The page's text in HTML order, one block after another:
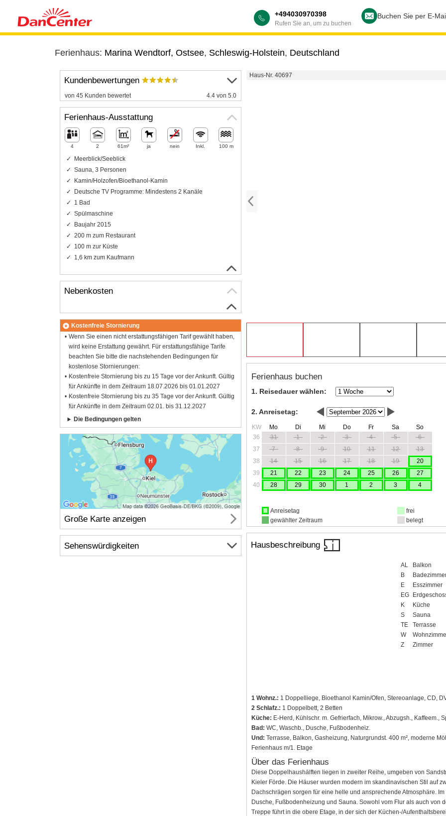
+494030970398
Rufen Sie an, um zu buchen
Buchen Sie per E-
Ferienhaus: Marina Wendtorf, Ostsee, Schleswig-Holstein, Deutschland
Haus-Nr. 40697
Ferienhaus buchen
1. Reisedauer wählen:
2. Anreisetag:
KW Mo Di Mi Do Fr Sa
So
36
31 1 2 3 4 5
6
37
7 8 9 10 11 12
13
38
14 15 16 17 18 19
20
39
21 22 23 24 25 26
27
40
28 29 30 1 2 3 4
Anreisetag
gewählter Zeitraum
frei
belegt
Hausbeschreibung
AL
Balkon
B
E
Esszimmer
EG
K
Küche
S
Sauna
TE
Terrasse
W
Z
Zimmer
1 Wohnz.: 1 Doppelliege, Bioethanol Kamin/Ofen, Stereoanlage, CD,
2 Schlafz.: 1 Doppelbett, 2 Betten
Küche: E-Herd, Kühlschr. m. Gefrierfach, Mikrow., Abzugsh., Kaffeem.,
Bad: WC, Waschb., Dusche, Fußbodenheiz.
Und: Terrasse, Balkon, Gasheizung, Naturgrundst. 400 m², moderne
Ferienhaus m/1. Etage
Über das Ferienhaus
Diese Doppelhaushälften liegen in zweiter Reihe, umgeben von
Kieler Förde. Die Häuser wurden modern im skandinavischen Stil auf
Dachschrägen sorgen für eine helle und ansprechende Atmosphäre.
Dusche, Fußbodenheizung und Sauna. Sowohl vom Flur als auch von
Treppe führt in die obere Etage, in der sich der Küchen-/
Kundenbewertungen
von 45 Kunden bewertet 4.4 von 5.0
Ferienhaus-Ausstattung
4 2 61m² ja nein Inkl. 100 m
Meerblick/Seeblick
Sauna, 3 Personen
Kamin/Holzofen/Bioethanol-Kamin
Deutsche TV Programme: Mindestens 2 Kanäle
1 Bad
Spülmaschine
Baujahr 2015
200 m zum Restaurant
100 m zur Küste
1,6 km zum Kaufmann
Nebenkosten
Kostenfreie Stornierung
Wenn Sie einen nicht erstattungsfähigen Tarif gewählt haben,
wird keine Erstattung gewährt. Für erstattungsfähige Tarife
beachten Sie bitte die nachstehenden Bedingungen für
kostenlose Stornierungen:
Kostenfreie Stornierung bis zu 15 Tage vor der Ankunft. Gültig
für Ankünfte in dem Zeitraum 18.07.2026 bis 01.01.2027
Kostenfreie Stornierung bis zu 35 Tage vor der Ankunft. Gültig
für Ankünfte in dem Zeitraum 02.01. bis 31.12.2027
Die Bedingungen gelten
Große Karte anzeigen
Sehenswürdigkeiten